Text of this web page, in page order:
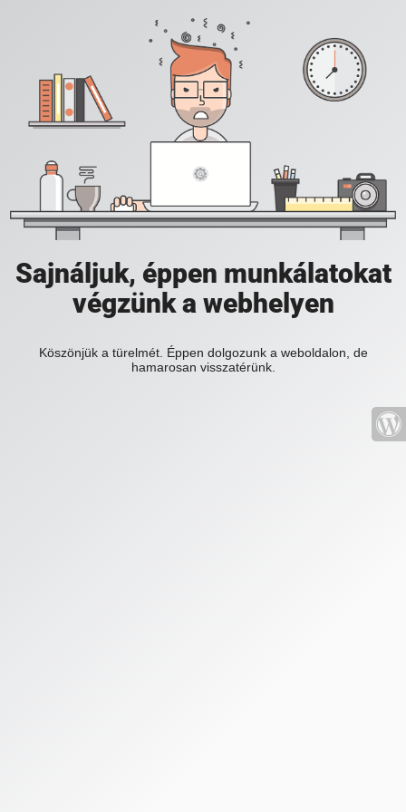
Sajnáljuk, éppen munkálatokat
végzünk a webhelyen
Köszönjük a türelmét. Éppen dolgozunk a weboldalon, de
hamarosan visszatérünk.